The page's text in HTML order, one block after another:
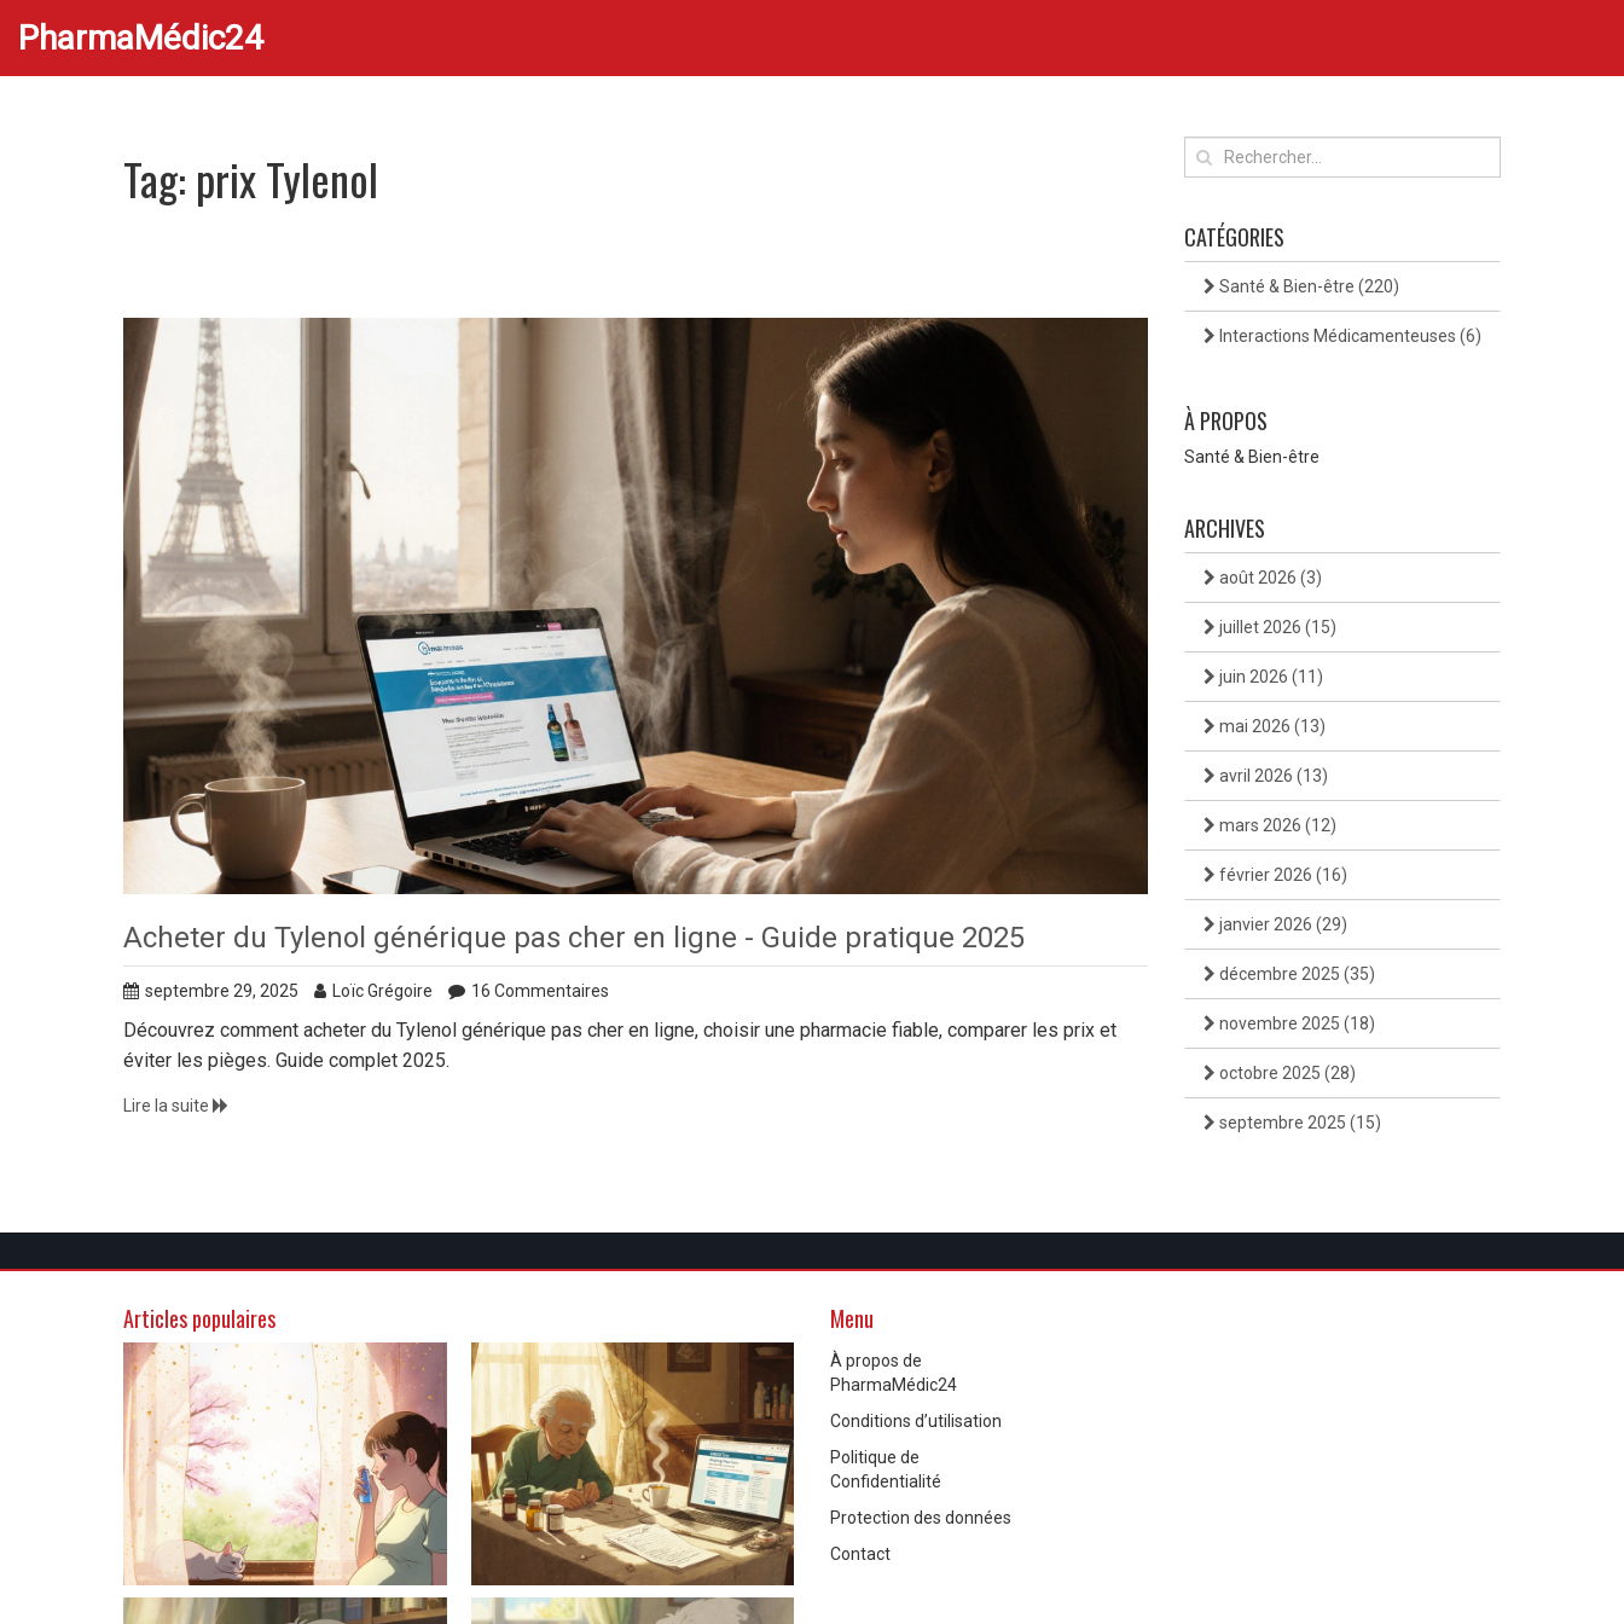
PharmaMédic24
Tag: prix Tylenol
Acheter du Tylenol générique pas cher en ligne - Guide pratique 2025
septembre 29, 2025 Loïc Grégoire 16 Commentaires
Découvrez comment acheter du Tylenol générique pas cher en ligne, choisir une pharmacie fiable, comparer les prix et
éviter les pièges. Guide complet 2025.
Lire la suite
CATÉGORIES
Santé & Bien-être (220)
Interactions Médicamenteuses (6)
À PROPOS
Santé & Bien-être
ARCHIVES
août 2026 (3)
juillet 2026 (15)
juin 2026 (11)
mai 2026 (13)
avril 2026 (13)
mars 2026 (12)
février 2026 (16)
janvier 2026 (29)
décembre 2025 (35)
novembre 2025 (18)
octobre 2025 (28)
septembre 2025 (15)
Articles populaires Menu
À propos de
PharmaMédic24
Conditions d’utilisation
Politique de
Confidentialité
Protection des données
Contact